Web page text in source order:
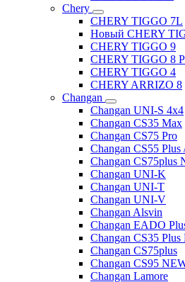
Chery
CHERY TIGGO 7L
Новый CHERY
CHERY TIGGO 9
CHERY TIGGO 8
CHERY TIGGO 4
CHERY ARRIZO 8
Changan
Changan UNI-S 4x4
Changan CS35 Max
Changan CS75 Pro
Changan CS55
Changan CS75plus
Changan UNI-K
Changan UNI-T
Changan UNI-V
Changan Alsvin
Changan EADO
Changan CS35 Plus
Changan CS75plus
Changan CS95
Changan Lamore